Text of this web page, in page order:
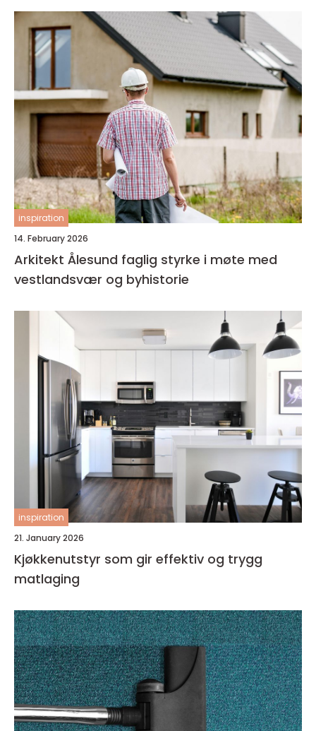
inspiration
14. February 2026
Arkitekt Ålesund faglig styrke i møte med
vestlandsvær og byhistorie
inspiration
21. January 2026
Kjøkkenutstyr som gir effektiv og trygg
matlaging